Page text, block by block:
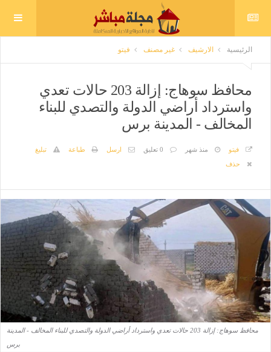
الرئيسية الارشيف غير مصنف فيتو
محافظ سوهاج: إزالة 203 حالات تعدي
واسترداد أراضي الدولة والتصدي للبناء
المخالف - المدينة برس
فيتو منذ شهر 0 تعليق ارسل طباعة
تبليغ
حذف
محافظ سوهاج: إزالة 203 حالات تعدي واسترداد أراضي الدولة والتصدي للبناء المخالف - المدينة
برس